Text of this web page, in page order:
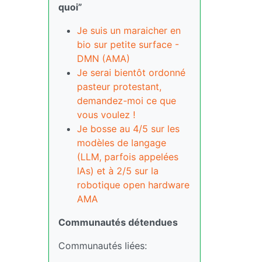
quoi”
Je suis un maraicher en
bio sur petite surface -
DMN (AMA)
Je serai bientôt ordonné
pasteur protestant,
demandez-moi ce que
vous voulez !
Je bosse au 4/5 sur les
modèles de langage
(LLM, parfois appelées
IAs) et à 2/5 sur la
robotique open hardware
AMA
Communautés détendues
Communautés liées: